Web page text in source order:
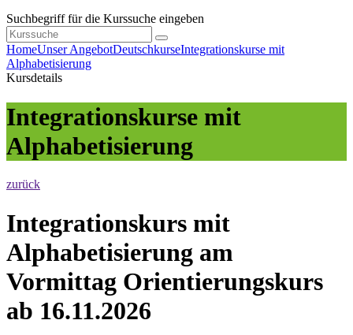
Suchbegriff für die Kurssuche eingeben
HomeUnser AngebotDeutschkurseIntegrationskurse mit
Alphabetisierung
Kursdetails
Integrationskurse mit
Alphabetisierung
zurück
Integrationskurs mit
Alphabetisierung am
Vormittag Orientierungskurs
ab 16.11.2026